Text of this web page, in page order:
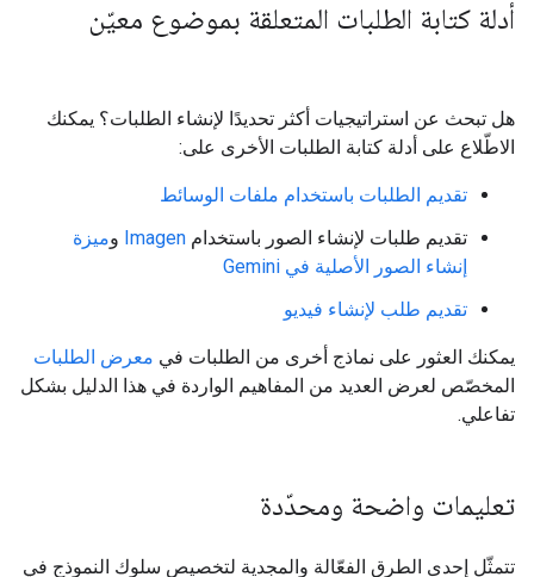
أدلة كتابة الطلبات المتعلقة بموضوع معيّن
هل تبحث عن استراتيجيات أكثر تحديدًا لإنشاء الطلبات؟ يمكنك
الاطّلاع على أدلة كتابة الطلبات الأخرى على:
تقديم الطلبات باستخدام ملفات الوسائط
تقديم طلبات لإنشاء الصور باستخدام Imagen وميزة
إنشاء الصور الأصلية في Gemini
تقديم طلب لإنشاء فيديو
يمكنك العثور على نماذج أخرى من الطلبات في معرض الطلبات
المخصّص لعرض العديد من المفاهيم الواردة في هذا الدليل بشكل
تفاعلي.
تعليمات واضحة ومحدّدة
تتمثّل إحدى الطرق الفعّالة والمجدية لتخصيص سلوك النموذج في